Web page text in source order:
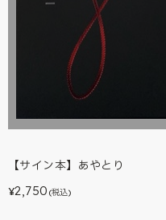
【サイン本】あやとり
¥2,750 (税込)